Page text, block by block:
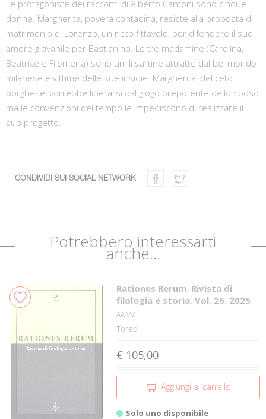
Le protagoniste dei racconti di Alberto Cantoni sono cinque
donne. Margherita, povera contadina, resiste alla proposta di
matrimonio di Lorenzo, un ricco fittavolo, per difendere il suo
amore giovanile per Bastianino. Le tre madamine (Carolina,
Beatrice e Filomena) sono umili sartine attratte dal bel mondo
milanese e vittime delle sue insidie. Margherita, del ceto
borghese, vorrebbe liberarsi dal giogo prepotente dello sposo
ma le convenzioni del tempo le impediscono di realizzare il
suo progetto.
CONDIVIDI SUI SOCIAL NETWORK
Potrebbero interessarti
anche...
Rationes Rerum. Rivista di
filologia e storia. Vol. 26. 2025
AA.VV.
Tored
€ 105,00
Aggiungi al carrello
Solo uno disponibile